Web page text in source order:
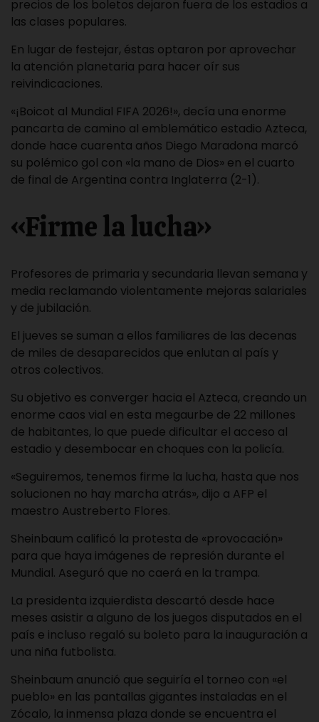
precios de los boletos dejaron fuera de los estadios a
las clases populares.
En lugar de festejar, éstas optaron por aprovechar
la atención planetaria para hacer oír sus
reivindicaciones.
«¡Boicot al Mundial FIFA 2026!», decía una enorme
pancarta de camino al emblemático estadio Azteca,
donde hace cuarenta años Diego Maradona marcó
su polémico gol con «la mano de Dios» en el cuarto
de final de Argentina contra Inglaterra (2-1).
«Firme la lucha»
Profesores de primaria y secundaria llevan semana y
media reclamando violentamente mejoras salariales
y de jubilación.
El jueves se suman a ellos familiares de las decenas
de miles de desaparecidos que enlutan al país y
otros colectivos.
Su objetivo es converger hacia el Azteca, creando un
enorme caos vial en esta megaurbe de 22 millones
de habitantes, lo que puede dificultar el acceso al
estadio y desembocar en choques con la policía.
«Seguiremos, tenemos firme la lucha, hasta que nos
solucionen no hay marcha atrás», dijo a AFP el
maestro Austreberto Flores.
Sheinbaum calificó la protesta de «provocación»
para que haya imágenes de represión durante el
Mundial. Aseguró que no caerá en la trampa.
La presidenta izquierdista descartó desde hace
meses asistir a alguno de los juegos disputados en el
país e incluso regaló su boleto para la inauguración a
una niña futbolista.
Sheinbaum anunció que seguiría el torneo con «el
pueblo» en las pantallas gigantes instaladas en el
Zócalo, la inmensa plaza donde se encuentra el